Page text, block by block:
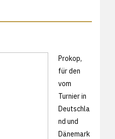
Prokop,
für den
vom
Turnier in
Deutschla
nd und
Dänemark